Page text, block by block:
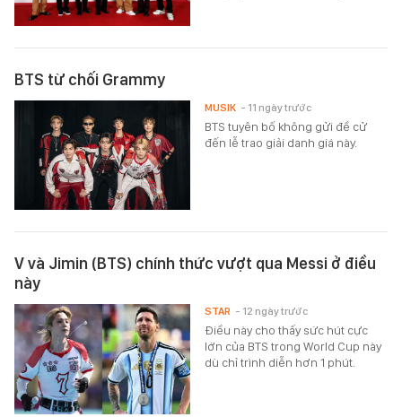
BTS từ chối Grammy
BTS tuyên bố không gửi đề cử
đến lễ trao giải danh giá này.
MUSIK - 11 ngày trước
V và Jimin (BTS) chính thức vượt qua Messi ở điều
này
Điều này cho thấy sức hút cực
lớn của BTS trong World Cup này
dù chỉ trình diễn hơn 1 phút.
STAR - 12 ngày trước